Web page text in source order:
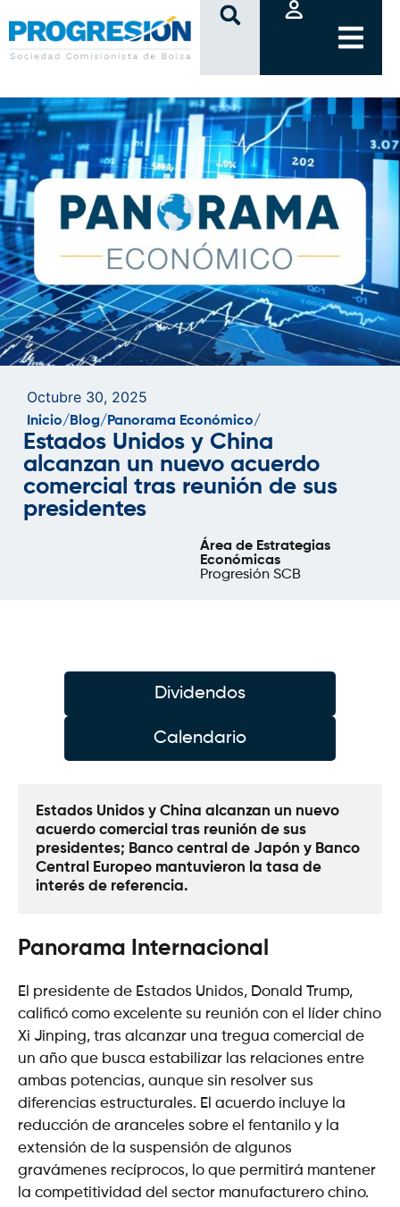
clic
Octubre 30, 2025
Inicio/ Blog/ Panorama Económico/
Estados Unidos y China
alcanzan un nuevo acuerdo
comercial tras reunión de sus
presidentes
Área de Estrategias
Económicas
Progresión SCB
Dividendos
Calendario
Estados Unidos y China alcanzan un nuevo
acuerdo comercial tras reunión de sus
presidentes; Banco central de Japón y Banco
Central Europeo mantuvieron la tasa de
interés de referencia.
Panorama Internacional
El presidente de Estados Unidos, Donald Trump,
calificó como excelente su reunión con el líder chino
Xi Jinping, tras alcanzar una tregua comercial de
un año que busca estabilizar las relaciones entre
ambas potencias, aunque sin resolver sus
diferencias estructurales. El acuerdo incluye la
reducción de aranceles sobre el fentanilo y la
extensión de la suspensión de algunos
gravámenes recíprocos, lo que permitirá mantener
la competitividad del sector manufacturero chino.